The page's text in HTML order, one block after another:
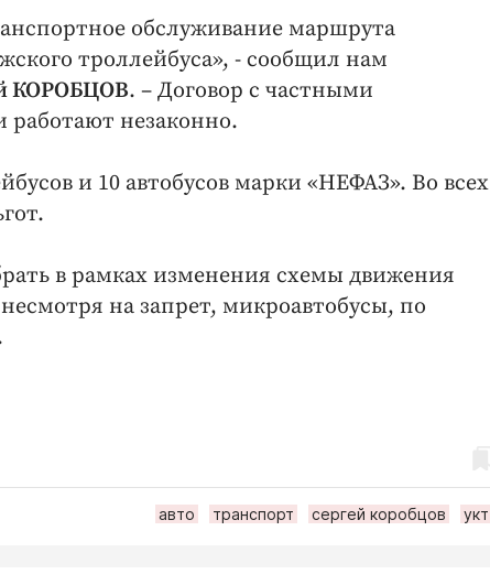
обслуживание маршрута
троллейбуса», - сообщил нам
КОРОБЦОВ. – Договор с частными
работают незаконно.
и 10 автобусов марки «НЕФАЗ». Во всех
в рамках изменения схемы движения
на запрет, микроавтобусы, по
авто транспорт сергей коробцов укт